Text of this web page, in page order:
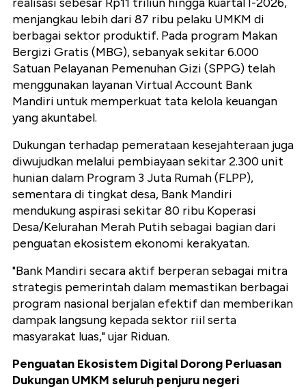
menjangkau lebih dari 87 ribu pelaku UMKM di
berbagai sektor produktif. Pada program Makan
Bergizi Gratis (MBG), sebanyak sekitar 6.000
Satuan Pelayanan Pemenuhan Gizi (SPPG) telah
menggunakan layanan Virtual Account Bank
Mandiri untuk memperkuat tata kelola keuangan
yang akuntabel.
Dukungan terhadap pemerataan kesejahteraan juga
diwujudkan melalui pembiayaan sekitar 2.300 unit
hunian dalam Program 3 Juta Rumah (FLPP),
sementara di tingkat desa, Bank Mandiri
mendukung aspirasi sekitar 80 ribu Koperasi
Desa/Kelurahan Merah Putih sebagai bagian dari
penguatan ekosistem ekonomi kerakyatan.
"Bank Mandiri secara aktif berperan sebagai mitra
strategis pemerintah dalam memastikan berbagai
program nasional berjalan efektif dan memberikan
dampak langsung kepada sektor riil serta
masyarakat luas," ujar Riduan.
Penguatan Ekosistem Digital Dorong Perluasan
Dukungan UMKM seluruh penjuru negeri